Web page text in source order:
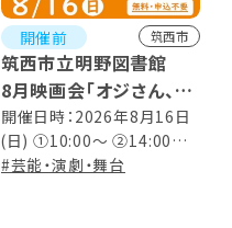
開催前 筑西市
筑西市立明野図書館
8月映画会「オジさん、劇
団始めました。」
開催日時：2026年8月16日
(日) ①10:00～ ②14:00～
（上映時間 124分）
#芸能・演劇・舞台